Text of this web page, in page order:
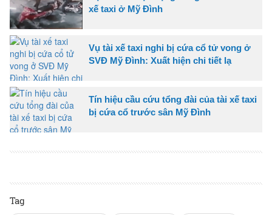
xế taxi ở Mỹ Đình
Vụ tài xế taxi nghi bị cứa cổ tử vong ở
SVĐ Mỹ Đình: Xuất hiện chi tiết lạ
Tín hiệu cầu cứu tổng đài của tài xế taxi
bị cứa cổ trước sân Mỹ Đình
Tag